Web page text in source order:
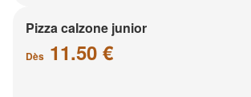
Pizza calzone junior
Dès 11.50 €